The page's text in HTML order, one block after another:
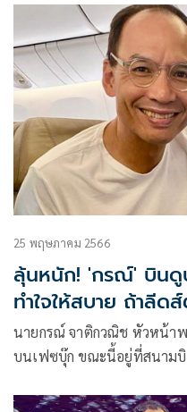
25 พฤษภาคม 2566
ลุ้นหนัก! 'กรณ์' บิน
ทำใจให้สบาย ถ้าลีด
ฤดูกาลหน้า
นายกรณ์ จาติกวณิช หัวหน้า
บนเฟซบุ๊ก ขณะนี้อยู่ที่สนามบิ